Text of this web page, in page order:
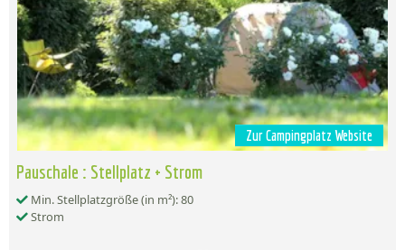
Zur Campingplatz Website
Pauschale : Stellplatz + Strom
Min. Stellplatzgröße (in m²): 80
Strom